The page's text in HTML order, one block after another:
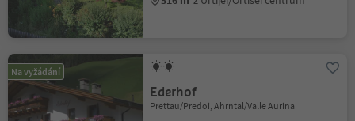
Na vyžádání
Ederhof
Prettau/Predoi, Ahrntal/Valle Aurina